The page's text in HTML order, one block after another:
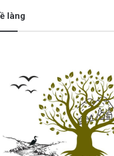
làng